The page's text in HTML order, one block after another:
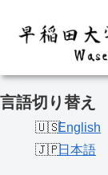
言語切り替え
English
日本語